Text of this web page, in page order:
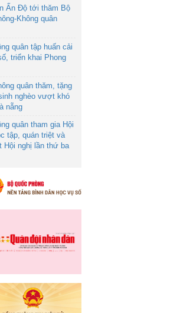
Ấn Độ tới thăm Bộ
Không quân
quân tập huấn cải
triển khai Phong
quân thăm, tặng
nghèo vượt khó
nẵng
quân tham gia Hội
tập, quán triệt và
Hội nghị lần thứ ba